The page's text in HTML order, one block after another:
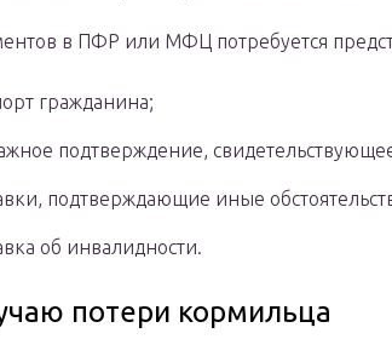
в ПФР или МФЦ потребуется
гражданина;
подтверждение,
подтверждающие иные
об инвалидности.
потери кормильца